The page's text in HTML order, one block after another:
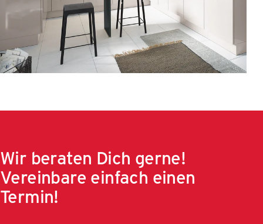
Wir beraten Dich gerne!
Vereinbare einfach einen
Termin!